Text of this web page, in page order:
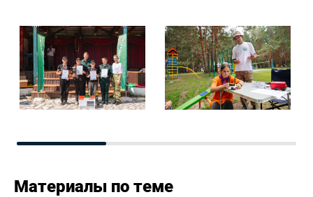
Материалы по теме